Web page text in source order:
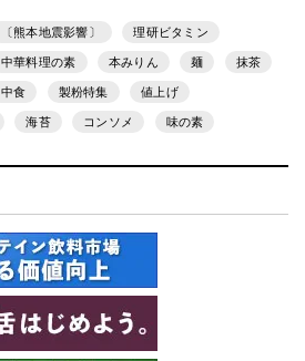
〔熊本地震影響〕 理研ビタミン
中華料理の素 本みりん 麺 抹茶
中食 製粉特集 値上げ
海苔 コンソメ 味の素